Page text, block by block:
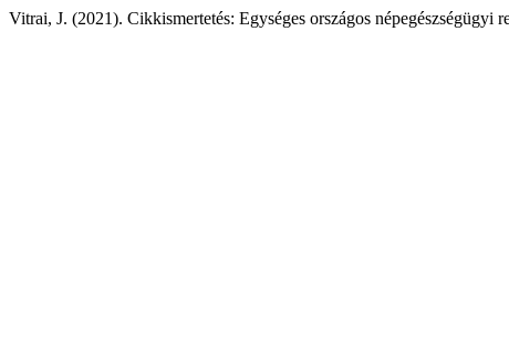
Vitrai, J. (2021). Cikkismertetés: Egységes országos népegészségügyi